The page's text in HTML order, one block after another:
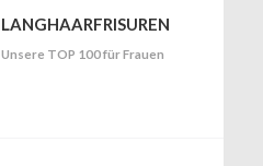
LANGHAARFRISUREN
Unsere TOP 100 für Frauen